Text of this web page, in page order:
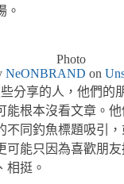
。
Photo
NeONBRAND on
分享的人，他們的
能根本沒看文章。
不同釣魚標題吸引
可能只因為喜歡朋
相挺。